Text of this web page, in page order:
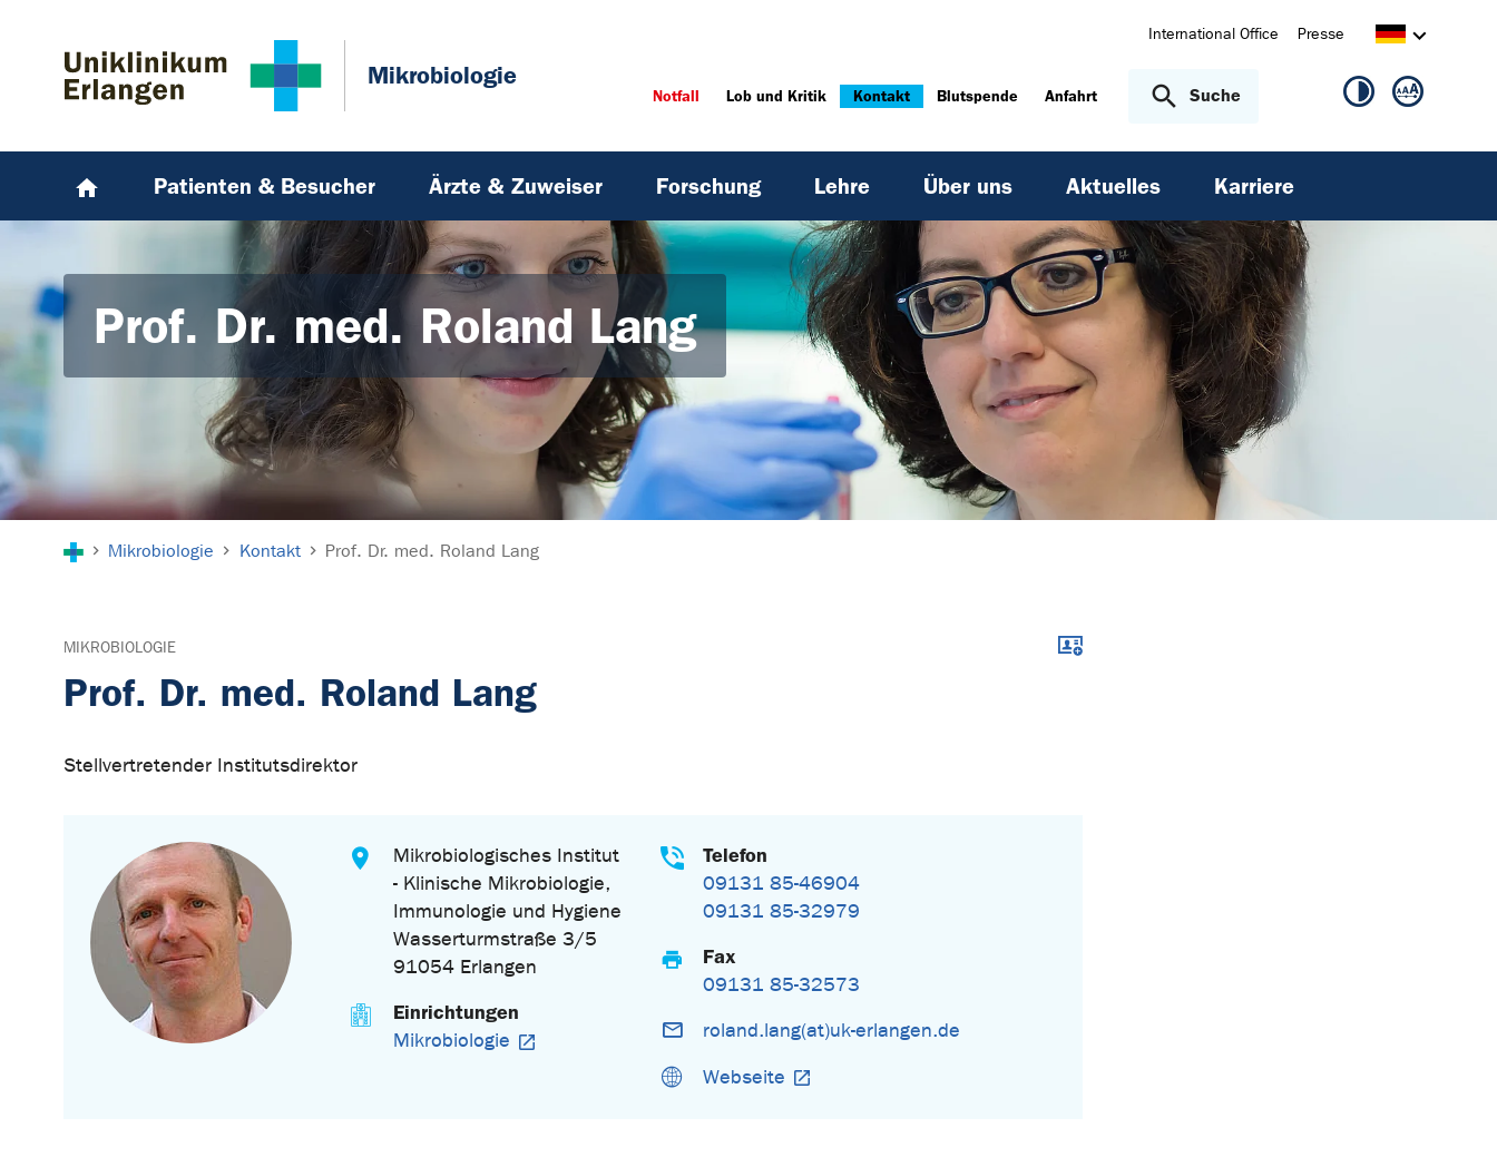
Mikrobiologie
International Office Presse
Notfall Lob und Kritik Kontakt Blutspende Anfahrt Suche
Patienten & Besucher Ärzte & Zuweiser Forschung Lehre Über uns Aktuelles Karriere
Prof. Dr. med. Roland Lang
Mikrobiologie Kontakt Prof. Dr. med. Roland Lang
MIKROBIOLOGIE
Prof. Dr. med. Roland Lang
Stellvertretender Institutsdirektor
Download im .vcf-Format
Mikrobiologisches Institut
- Klinische Mikrobiologie,
Immunologie und Hygiene
Wasserturmstraße 3/5
91054 Erlangen
Einrichtungen
Mikrobiologie
Telefon
09131 85-46904
09131 85-32979
Fax
09131 85-32573
roland.lang(at)uk-erlangen.de
Webseite